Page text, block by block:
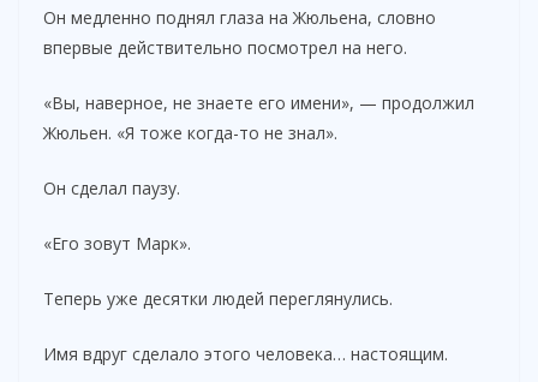
Он медленно поднял глаза на Жюльена, словно
впервые действительно посмотрел на него.
«Вы, наверное, не знаете его имени», — продолжил
Жюльен. «Я тоже когда-то не знал».
Он сделал паузу.
«Его зовут Марк».
Теперь уже десятки людей переглянулись.
Имя вдруг сделало этого человека… настоящим.